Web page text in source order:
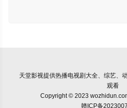
天堂影视提供热播电视剧大全、综艺、
观看
Copyright © 2023
赣ICP备